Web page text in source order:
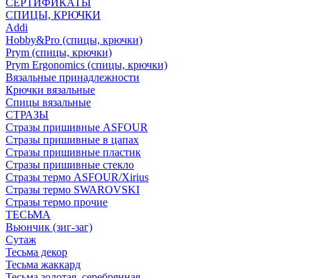
СЕРТИФИКАТЫ
СПИЦЫ, КРЮЧКИ
Addi
Hobby&Pro (спицы, крючки)
Prym (спицы, крючки)
Prym Ergonomics (спицы, крючки)
Вязальные принадлежности
Крючки вязальные
Спицы вязальные
СТРАЗЫ
Стразы пришивные ASFOUR
Стразы пришивные в цапах
Стразы пришивные пластик
Стразы пришивные стекло
Стразы термо ASFOUR/Xirius
Стразы термо SWAROVSKI
Стразы термо прочие
ТЕСЬМА
Вьюнчик (зиг-заг)
Сутаж
Тесьма декор
Тесьма жаккард